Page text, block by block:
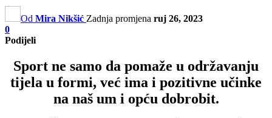
Od Mira Nikšić Zadnja promjena ruj 26, 2023
0
Podijeli
Sport ne samo da pomaže u održavanju
tijela u formi, već ima i pozitivne učinke
na naš um i opću dobrobit.